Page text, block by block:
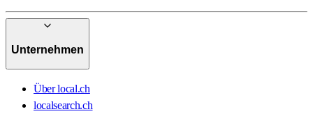
Unternehmen
Über local.ch
localsearch.ch